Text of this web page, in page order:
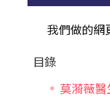
我們做的網
目錄
莫漪薇